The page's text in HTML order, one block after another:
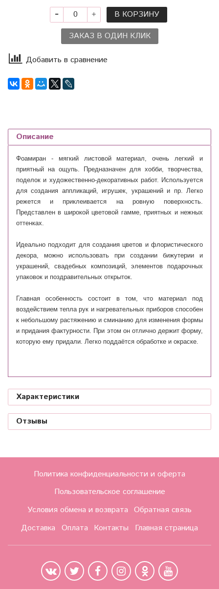
В КОРЗИНУ
ЗАКАЗ В ОДИН КЛИК
Добавить в сравнение
Описание
Фоамиран - мягкий листовой материал, очень легкий и
приятный на ощупь. Предназначен для хобби, творчества,
поделок и художественно-декоративных работ. Используется
для создания аппликаций, игрушек, украшений и пр. Легко
режется и приклеивается на ровную поверхность.
Представлен в широкой цветовой гамме, приятных и нежных
оттенках.
Идеально подходит для создания цветов и флористического
декора, можно использовать при создании бижутерии и
украшений, свадебных композиций, элементов подарочных
упаковок и поздравительных открыток.
Главная особенность состоит в том, что материал под
воздействием тепла рук и нагревательных приборов способен
к небольшому растяжению и сминанию для изменения формы
и придания фактурности. При этом он отлично держит форму,
которую ему придали. Легко поддаётся обработке и окраске.
Характеристики
Отзывы
Политика конфиденциальности и оферта
Пользовательское соглашение
Условия обмена и возврата Обратная связь
Доставка
Оплата Контакты Главная страница